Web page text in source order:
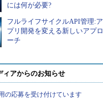
には何が必要?
フルライフサイクルAPI管理:ア
プリ開発を変える新しいアプロ
ーチ
ィアからのお知らせ
の応募を受け付けています